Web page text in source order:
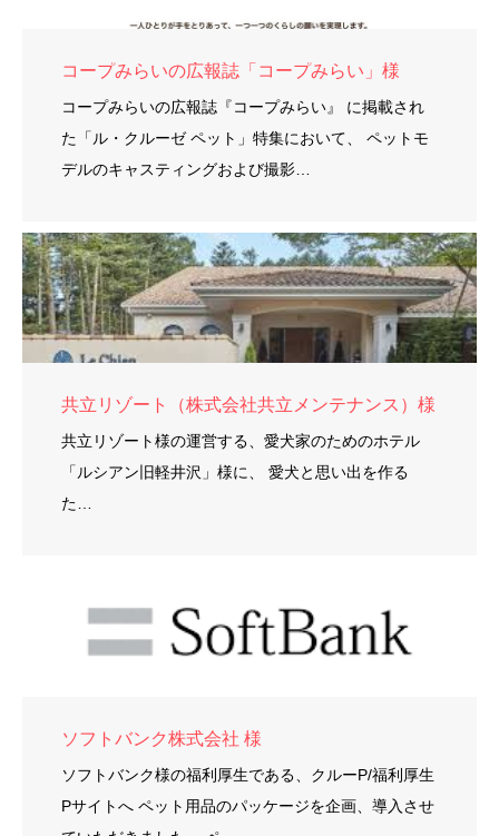
コープみらいの広報誌「コープみらい」様
コープみらいの広報誌『コープみらい』 に掲載され
た「ル・クルーゼ ペット」特集において、 ペットモ
デルのキャスティングおよび撮影…
共立リゾート（株式会社共立メンテナンス）様
共立リゾート様の運営する、愛犬家のためのホテル
「ルシアン旧軽井沢」様に、 愛犬と思い出を作る
た…
ソフトバンク株式会社 様
ソフトバンク様の福利厚生である、クルーP/福利厚生
Pサイトへ ペット用品のパッケージを企画、導入させ